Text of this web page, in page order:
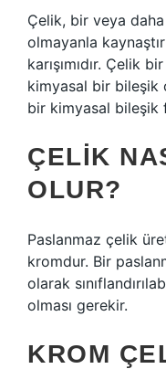
Çelik, bir veya
olmayanla
karışımıdır. Çelik
kimyasal bir bileşik
bir kimyasal bileşik
ÇELIK
OLUR?
Paslanmaz çelik
kromdur. Bir
olarak
olması gerekir.
KROM